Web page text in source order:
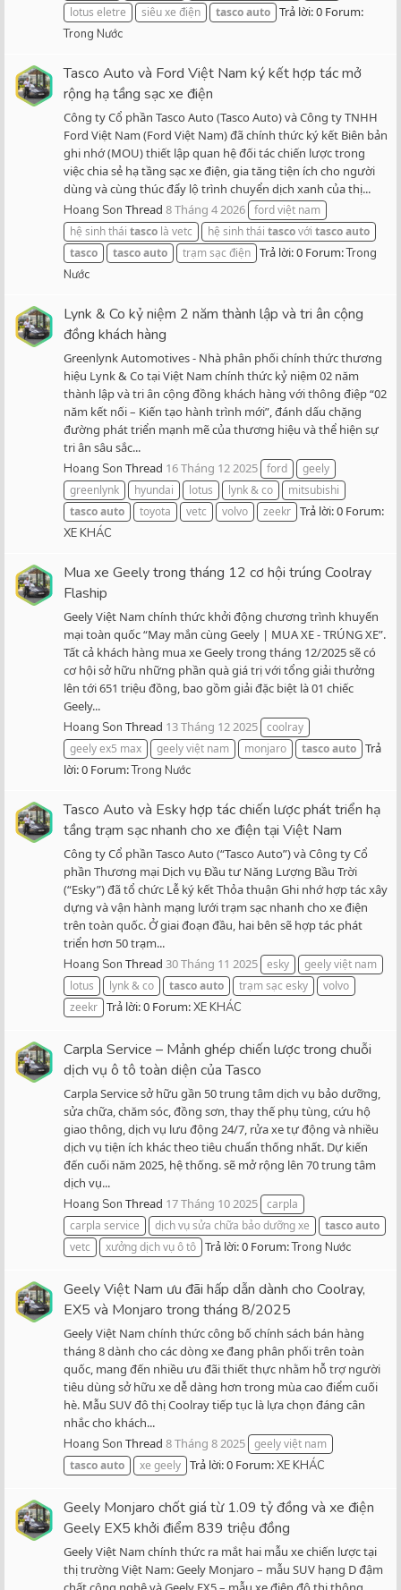
lotus eletre
siêu xe điện tascoauto Trả lời: 0 Forum:
Trong Nước
Tasco Auto và Ford Việt Nam ký kết hợp tác mở
rộng hạ tầng sạc xe điện
Công ty Cổ phần Tasco Auto (Tasco Auto) và Công ty TNHH
Ford Việt Nam (Ford Việt Nam) đã chính thức ký kết Biên bản
ghi nhớ (MOU) thiết lập quan hệ đối tác chiến lược trong
việc chia sẻ hạ tầng sạc xe điện, gia tăng tiện ích cho người
dùng và cùng thúc đẩy lộ trình chuyển dịch xanh của thị...
Hoang Son Thread 8 Tháng 4 2026 ford việt nam
hệ sinh thái tasco là vetc hệ sinh thái tascovới tascoauto
tasco
tascoauto trạm sạc điện Trả lời: 0 Forum:Trong
Nước
Lynk & Co kỷ niệm 2 năm thành lập và tri ân cộng
đồng khách hàng
Greenlynk Automotives - Nhà phân phối chính thức thương
hiệu Lynk & Co tại Việt Nam chính thức kỷ niệm 02 năm
thành lập và tri ân cộng đồng khách hàng với thông điệp “02
năm kết nối – Kiến tạo hành trình mới”, đánh dấu chặng
đường phát triển mạnh mẽ của thương hiệu và thể hiện sự
tri ân sâu sắc...
Hoang Son Thread 16 Tháng 12 2025 ford
geely
greenlynk
hyundai lotus lynk & co
mitsubishi
tascoauto toyota vetc volvo zeekr Trả lời: 0 Forum:
XE KHÁC
Mua xe Geely trong tháng 12 cơ hội trúng Coolray
Flaship
Geely Việt Nam chính thức khởi động chương trình khuyến
mại toàn quốc “May mắn cùng Geely | MUA XE - TRÚNG XE”.
Tất cả khách hàng mua xe Geely trong tháng 12/2025 sẽ có
cơ hội sở hữu những phần quà giá trị với tổng giải thưởng
lên tới 651 triệu đồng, bao gồm giải đặc biệt là 01 chiếc
Geely...
Hoang Son Thread 13 Tháng 12 2025 coolray
geely ex5 max
geely việt nam monjaro tascoauto Trả
lời: 0 Forum:Trong Nước
Tasco Auto và Esky hợp tác chiến lược phát triển hạ
tầng trạm sạc nhanh cho xe điện tại Việt Nam
Công ty Cổ phần Tasco Auto (“Tasco Auto”) và Công ty Cổ
phần Thương mại Dịch vụ Đầu tư Năng Lượng Bầu Trời
(“Esky”) đã tổ chức Lễ ký kết Thỏa thuận Ghi nhớ hợp tác xây
dựng và vận hành mạng lưới trạm sạc nhanh cho xe điện
trên toàn quốc. Ở giai đoạn đầu, hai bên sẽ hợp tác phát
triển hơn 50 trạm...
Hoang Son Thread 30 Tháng 11 2025 esky
geely việt nam
lotus
lynk & co tascoauto trạm sạc esky
volvo
zeekr Trả lời: 0 Forum:XE KHÁC
Carpla Service – Mảnh ghép chiến lược trong chuỗi
dịch vụ ô tô toàn diện của Tasco
Carpla Service sở hữu gần 50 trung tâm dịch vụ bảo dưỡng,
sửa chữa, chăm sóc, đồng sơn, thay thế phụ tùng, cứu hộ
giao thông, dịch vụ lưu động 24/7, rửa xe tự động và nhiều
dịch vụ tiện ích khác theo tiêu chuẩn thống nhất. Dự kiến
đến cuối năm 2025, hệ thống. sẽ mở rộng lên 70 trung tâm
dịch vụ...
Hoang Son Thread 17 Tháng 10 2025 carpla
carpla service
dịch vụ sửa chữa bảo dưỡng xe tascoauto
vetc
xưởng dịch vụ ô tô Trả lời: 0 Forum:Trong Nước
Geely Việt Nam ưu đãi hấp dẫn dành cho Coolray,
EX5 và Monjaro trong tháng 8/2025
Geely Việt Nam chính thức công bố chính sách bán hàng
tháng 8 dành cho các dòng xe đang phân phối trên toàn
quốc, mang đến nhiều ưu đãi thiết thực nhằm hỗ trợ người
tiêu dùng sở hữu xe dễ dàng hơn trong mùa cao điểm cuối
hè. Mẫu SUV đô thị Coolray tiếp tục là lựa chọn đáng cân
nhắc cho khách...
Hoang Son Thread 8 Tháng 8 2025 geely việt nam
tascoauto xe geely Trả lời: 0 Forum:XE KHÁC
Geely Monjaro chốt giá từ 1.09 tỷ đồng và xe điện
Geely EX5 khởi điểm 839 triệu đồng
Geely Việt Nam chính thức ra mắt hai mẫu xe chiến lược tại
thị trường Việt Nam: Geely Monjaro – mẫu SUV hạng D đậm